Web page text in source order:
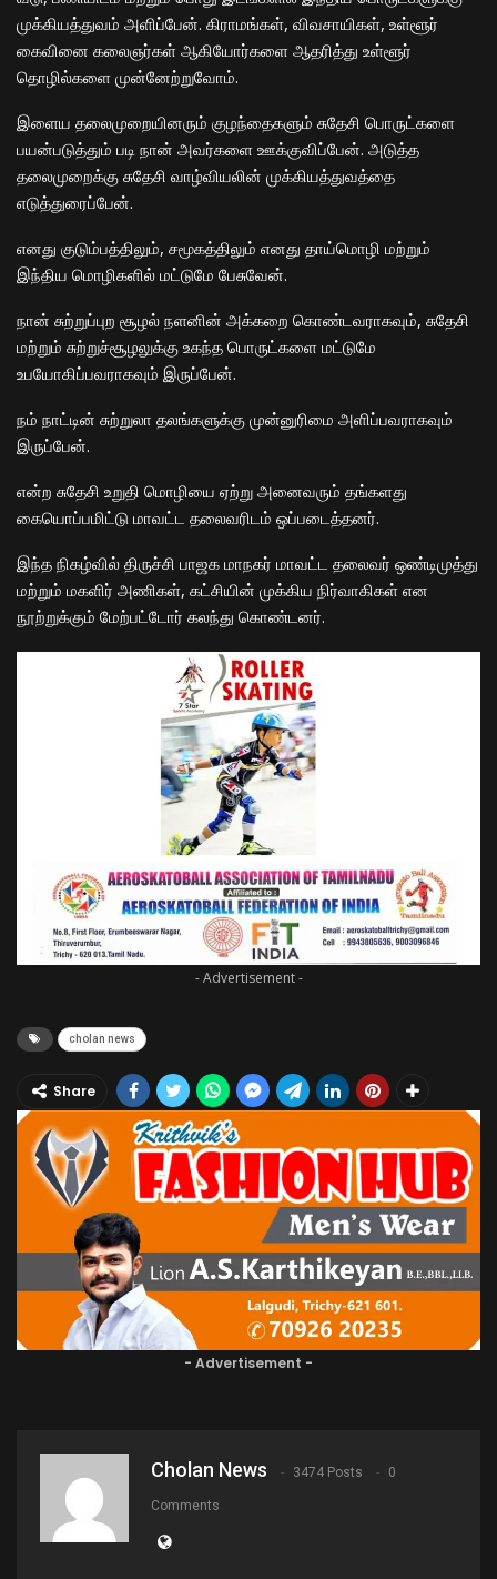
முக்கியத்துவம் அளிப்பேன். கிராமங்கள், விவசாயிகள், உள்ளூர்
கைவினை கலைஞர்கள் ஆகியோர்களை ஆதரித்து உள்ளூர்
தொழில்களை முன்னேற்றுவோம்.
இளைய தலைமுறையினரும் குழந்தைகளும் சுதேசி பொருட்களை
பயன்படுத்தும் படி நான் அவர்களை ஊக்குவிப்பேன். அடுத்த
தலைமுறைக்கு சுதேசி வாழ்வியலின் முக்கியத்துவத்தை
எடுத்துரைப்பேன்.
எனது குடும்பத்திலும், சமூகத்திலும் எனது தாய்மொழி மற்றும்
இந்திய மொழிகளில் மட்டுமே பேசுவேன்.
நான் சுற்றுப்புற சூழல் நளனின் அக்கறை கொண்டவராகவும், சுதேசி
மற்றும் சுற்றுச்சூழலுக்கு உகந்த பொருட்களை மட்டுமே
உபயோகிப்பவராகவும் இருப்பேன்.
நம் நாட்டின் சுற்றுலா தலங்களுக்கு முன்னுரிமை அளிப்பவராகவும்
இருப்பேன்.
என்ற சுதேசி உறுதி மொழியை ஏற்று அனைவரும் தங்களது
கையொப்பமிட்டு மாவட்ட தலைவரிடம் ஒப்படைத்தனர்.
இந்த நிகழ்வில் திருச்சி பாஜக மாநகர் மாவட்ட தலைவர் ஒண்டிமுத்து
மற்றும் மகளிர் அணிகள், கட்சியின் முக்கிய நிர்வாகிகள் என
நூற்றுக்கும் மேற்பட்டோர் கலந்து கொண்டனர்.
- Advertisement -
cholan news
Share
- Advertisement -
Cholan News 3474 Posts 0
Comments